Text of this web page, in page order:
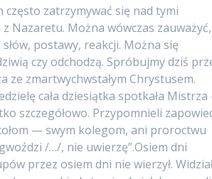
zatrzymywać się nad tymi
Nazaretu. Można wówczas zauważyć,
postawy, reakcji. Można się
czy odchodzą. Spróbujmy dziś
zmartwychwstałym Chrystusem.
cała dziesiątka spotkała
szczegółowo. Przypomnieli
— swym kolegom, ani proroctwu
/…/, nie uwierzę”.Osiem dni
przez osiem dni nie wierzył.